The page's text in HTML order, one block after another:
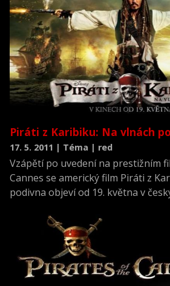
Piráti z Karibiku: Na vlnách
17. 5. 2011 | Téma | red
Vzápětí po uvedení na prestižním
Cannes se americký film Piráti z
podivna objeví od 19. května v